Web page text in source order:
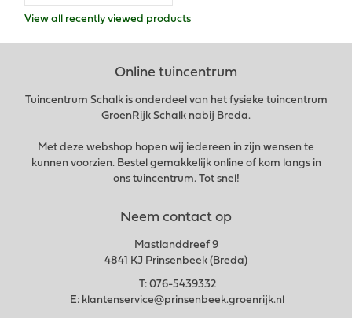
View all recently viewed products
Online tuincentrum
Tuincentrum Schalk is onderdeel van het fysieke tuincentrum
GroenRijk Schalk nabij Breda.
Met deze webshop hopen wij iedereen in zijn wensen te
kunnen voorzien. Bestel gemakkelijk online of kom langs in
ons tuincentrum. Tot snel!
Neem contact op
Mastlanddreef 9
4841 KJ Prinsenbeek (Breda)
T: 076-5439332
E: klantenservice@prinsenbeek.groenrijk.nl